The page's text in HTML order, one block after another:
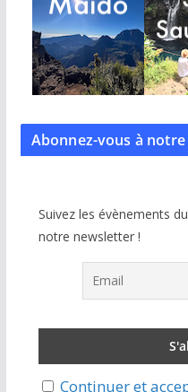
Abonnez-vous à notre
Suivez les évènements
notre newsletter !
Continuer et